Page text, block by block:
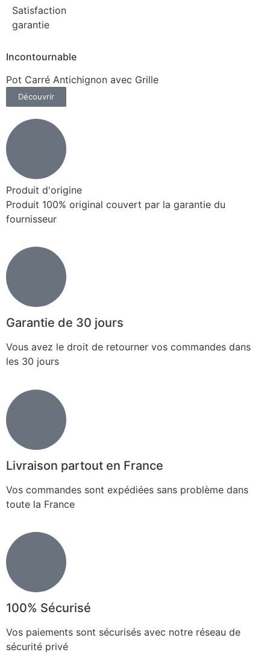
Satisfaction
garantie
Incontournable
Pot Carré Antichignon avec Grille
Découvrir
Produit d'origine
Produit 100% original couvert par la garantie du
fournisseur
Garantie de 30 jours
Vous avez le droit de retourner vos commandes dans
les 30 jours
Livraison partout en France
Vos commandes sont expédiées sans problème dans
toute la France
100% Sécurisé
Vos paiements sont sécurisés avec notre réseau de
sécurité privé